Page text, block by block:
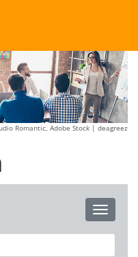
Romantic, Adobe Stock | deagreez
Toggle